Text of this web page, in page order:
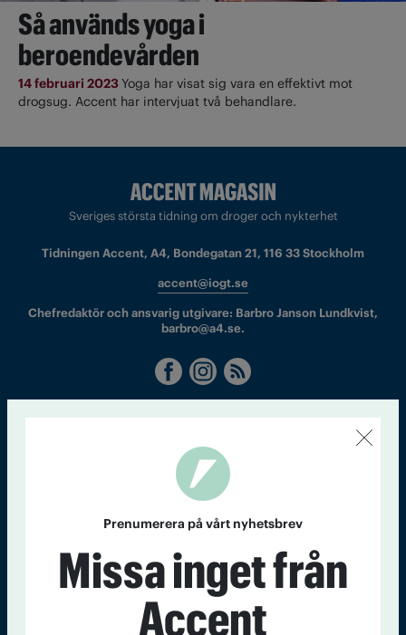
Så används yoga i
beroendevården
14 februari 2023Yoga har visat sig vara en effektivt mot
drogsug. Accent har intervjuat två behandlare.
Sveriges största tidning om droger och nykterhet
Tidningen Accent, A4, Bondegatan 21, 116 33 Stockholm
accent@iogt.se
Chefredaktör och ansvarig utgivare: Barbro Janson Lundkvist,
barbro@a4.se.
Kontakt Om Tidningen Tidningsarkiv In English
Prenumerera på vårt nyhetsbrev
Missa inget från
Accent